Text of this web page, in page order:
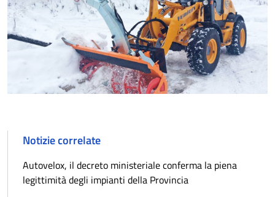
Notizie correlate
Autovelox, il decreto ministeriale conferma la piena
legittimità degli impianti della Provincia